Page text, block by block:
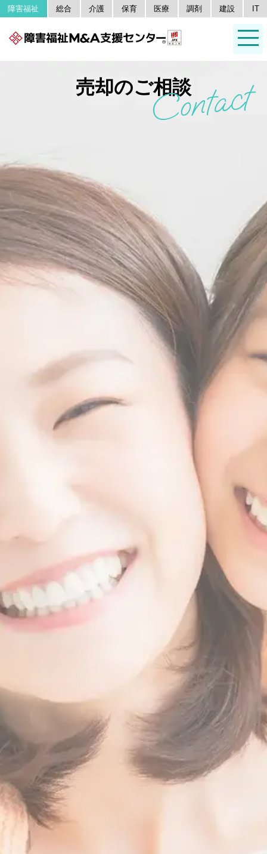
障害福祉 総合 介護 保育 医療 調剤 建設 IT
売却のご相談